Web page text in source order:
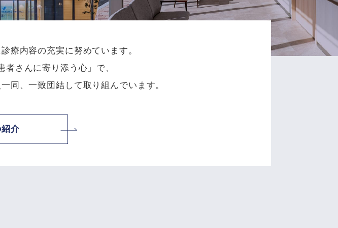
療内容の充実に努めています。
者さんに寄り添う心」で、
同、一致団結して取り組んでいます。
介